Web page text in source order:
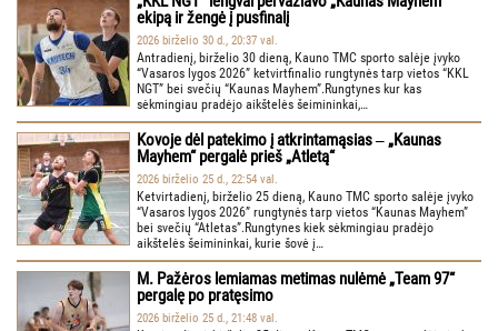
ekipą ir žengė į pusfinalį
2026 birželio 30 d., 20:37 val.
Antradienį, birželio 30 dieną, Kauno TMC sporto salėje įvyko
“Vasaros lygos 2026” ketvirtfinalio rungtynės tarp vietos “KKL
NGT” bei svečių “Kaunas Mayhem”.Rungtynes kur kas
sėkmingiau pradėjo aikštelės šeimininkai,…
Kovoje dėl patekimo į atkrintamąsias ‒ „Kaunas
Mayhem“ pergalė prieš „Atletą“
2026 birželio 25 d., 22:54 val.
Ketvirtadienį, birželio 25 dieną, Kauno TMC sporto salėje įvyko
“Vasaros lygos 2026” rungtynės tarp vietos “Kaunas Mayhem”
bei svečių “Atletas”.Rungtynes kiek sėkmingiau pradėjo
aikštelės šeimininkai, kurie šovė į…
M. Pažėros lemiamas metimas nulėmė „Team 97“
pergalę po pratęsimo
2026 birželio 25 d., 21:48 val.